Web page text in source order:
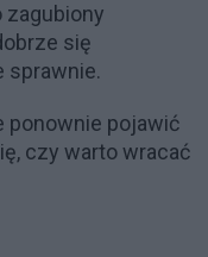
się
sprawnie.
ponownie pojawić
czy warto wracać